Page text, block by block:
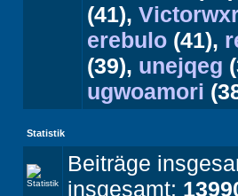
(41),
erebulo (41),
(39), unejqeg
ugwoamori
Statistik
Beiträge
insgesamt: